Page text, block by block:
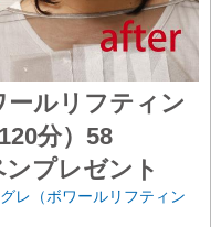
ールリフティン
分）58
プレゼント
レ（ボワールリフティン